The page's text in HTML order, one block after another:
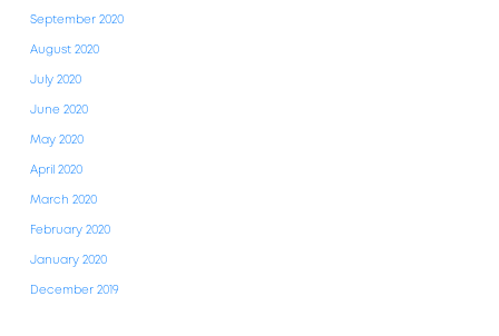
September 2020
August 2020
July 2020
June 2020
May 2020
April 2020
March 2020
February 2020
January 2020
December 2019